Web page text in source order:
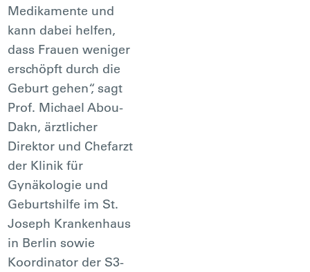
Medikamente und
kann dabei helfen,
dass Frauen weniger
erschöpft durch die
Geburt gehen“, sagt
Prof. Michael Abou-
Dakn, ärztlicher
Direktor und Chefarzt
der Klinik für
Gynäkologie und
Geburtshilfe im St.
Joseph Krankenhaus
in Berlin sowie
Koordinator der S3-